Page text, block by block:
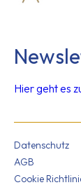
Hier geht es
Datenschutz
AGB
Cookie